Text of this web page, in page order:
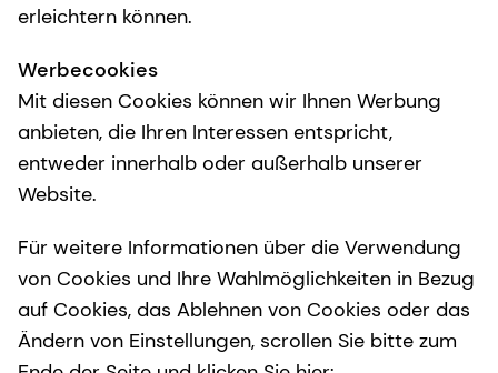
erleichtern können.
Werbecookies
Mit diesen Cookies können wir Ihnen Werbung
anbieten, die Ihren Interessen entspricht,
entweder innerhalb oder außerhalb unserer
Website.
Für weitere Informationen über die Verwendung
von Cookies und Ihre Wahlmöglichkeiten in Bezug
auf Cookies, das Ablehnen von Cookies oder das
Ändern von Einstellungen, scrollen Sie bitte zum